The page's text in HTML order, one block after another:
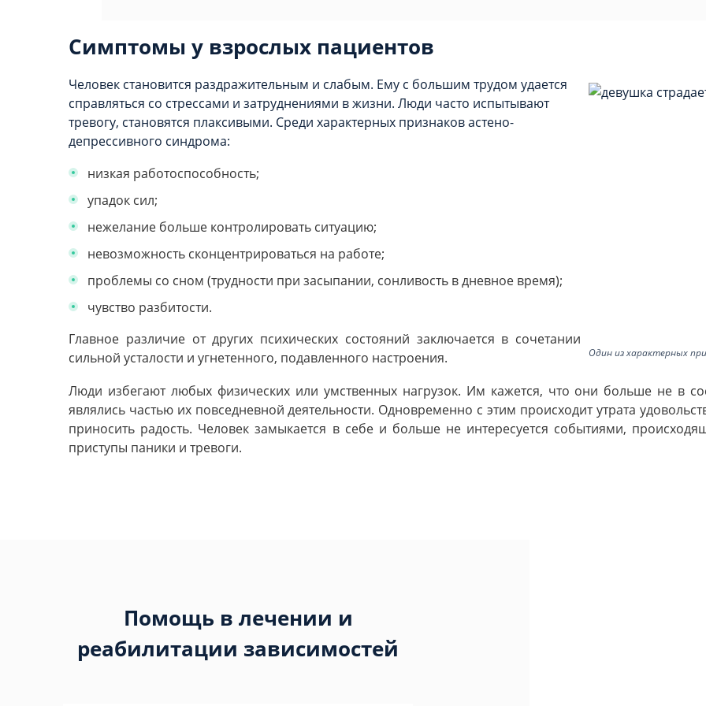
Симптомы у взрослых пациентов
Один из характерных
Человек становится раздражительным и слабым. Ему с большим трудом удается
справляться со стрессами и затруднениями в жизни. Люди часто испытывают
тревогу, становятся плаксивыми. Среди характерных признаков астено-
депрессивного синдрома:
низкая работоспособность;
упадок сил;
нежелание больше контролировать ситуацию;
невозможность сконцентрироваться на работе;
проблемы со сном (трудности при засыпании, сонливость в дневное время);
чувство разбитости.
Главное различие от других психических состояний заключается в сочетании
сильной усталости и угнетенного, подавленного настроения.
Люди избегают любых физических или умственных нагрузок. Им кажется, что они больше не в
являлись частью их повседневной деятельности. Одновременно с этим происходит утрата
приносить радость. Человек замыкается в себе и больше не интересуется событиями,
приступы паники и тревоги.
Помощь в лечении и
реабилитации зависимостей